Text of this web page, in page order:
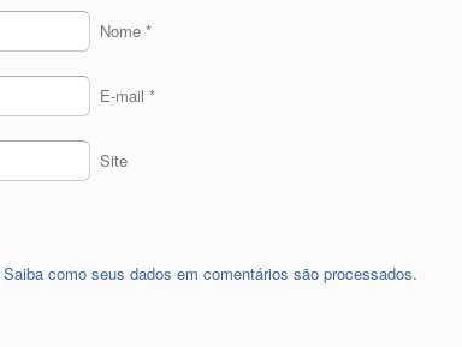
Nome *
E-mail *
Site
Saiba como seus dados em comentários são processados.